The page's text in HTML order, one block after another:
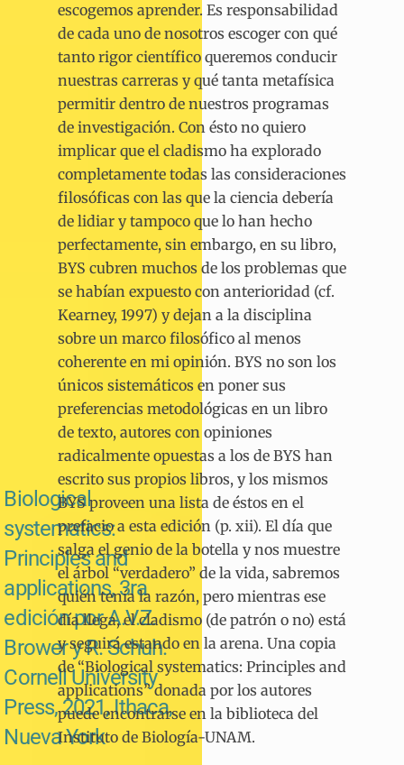
Biological
systematics:
Principles and
applications, 3ra
edición por A.V.Z.
Brower y R. Schuh.
Cornell University
Press, 2021, Ithaca,
Nueva York
escogemos aprender. Es responsabilidad
de cada uno de nosotros escoger con qué
tanto rigor científico queremos conducir
nuestras carreras y qué tanta metafísica
permitir dentro de nuestros programas
de investigación. Con ésto no quiero
implicar que el cladismo ha explorado
completamente todas las consideraciones
filosóficas con las que la ciencia debería
de lidiar y tampoco que lo han hecho
perfectamente, sin embargo, en su libro,
BYS cubren muchos de los problemas que
se habían expuesto con anterioridad (cf.
Kearney, 1997) y dejan a la disciplina
sobre un marco filosófico al menos
coherente en mi opinión. BYS no son los
únicos sistemáticos en poner sus
preferencias metodológicas en un libro
de texto, autores con opiniones
radicalmente opuestas a los de BYS han
escrito sus propios libros, y los mismos
BYS proveen una lista de éstos en el
prefacio a esta edición (p. xii). El día que
salga el genio de la botella y nos muestre
el árbol “verdadero” de la vida, sabremos
quién tenía la razón, pero mientras ese
día llega, el cladismo (de patrón o no) está
y seguirá estando en la arena. Una copia
de “Biological systematics: Principles and
applications” donada por los autores
puede encontrarse en la biblioteca del
Instituto de Biología-UNAM.